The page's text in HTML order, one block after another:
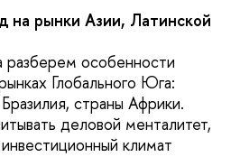
на рынки Азии, Латинской
разберем особенности
Глобального Юга:
страны Африки.
деловой менталитет,
климат